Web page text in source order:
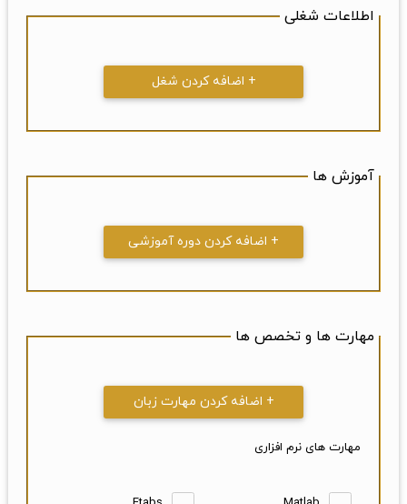
اطلاعات شغلی
+ اضافه کردن شغل
آموزش ها
+ اضافه کردن دوره آموزشی
مهارت ها و تخصص ها
+ اضافه کردن مهارت زبان
مهارت های نرم افزاری